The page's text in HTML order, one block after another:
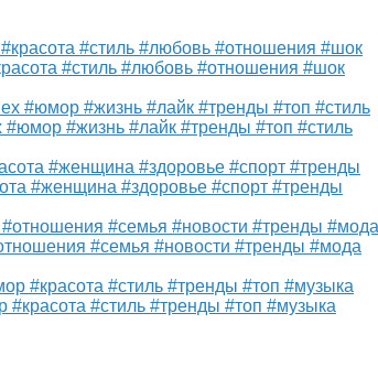
#стиль #любовь #отношения #шок
#жизнь #лайк #тренды #топ #стиль
#женщина #здоровье #спорт #тренды
#семья #новости #тренды #мода
#стиль #тренды #топ #музыка